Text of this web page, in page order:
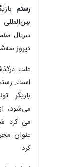
رستم
سریال
دیروز سه‌شنبه در ۷۵
علت
است. رستم
بازیگر
می‌شود،
می کرد
عنوان
کرد.